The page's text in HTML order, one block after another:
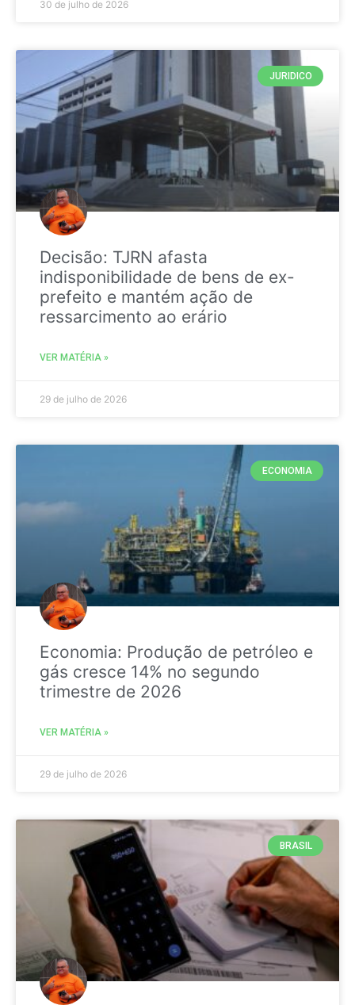
30 de julho de 2026
JURIDICO
Decisão: TJRN afasta
indisponibilidade de bens de ex-
prefeito e mantém ação de
ressarcimento ao erário
VER MATÉRIA »
29 de julho de 2026
ECONOMIA
Economia: Produção de petróleo e
gás cresce 14% no segundo
trimestre de 2026
VER MATÉRIA »
29 de julho de 2026
BRASIL